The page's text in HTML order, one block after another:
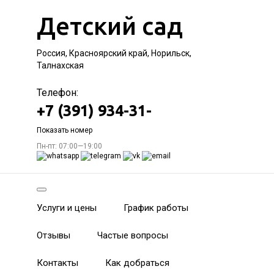
Детский сад
Россия, Красноярский край, Норильск,
Талнахская
Телефон:
+7 (391) 934-31-
Показать номер
Пн-пт: 07:00—19:00
Услуги и цены График работы
Отзывы Частые вопросы
Контакты Как добраться